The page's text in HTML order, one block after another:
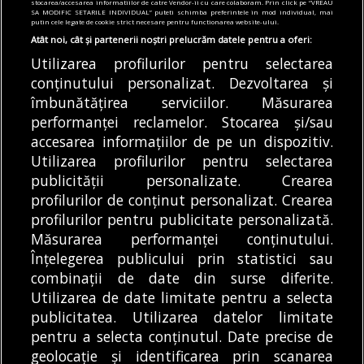
cum vindea inclusiv butelii cu azot
06/08/2026
Articole Main Transport
Parcul fotovoltaic de la Aeroportul Otopeni
intră în faza de implementare. CNAB a
semnat contractul pentru proiectare și
execuție
MODIFICĂ SETĂRILE COOKIES
© Copyright 2025 - Buletin de București.
Găzduit dePresslabs.com. Powered by TRS Design.
Despre
Noi
Media
Kit
Politică De
Confidențialitate
Cookie
Policy (EU)
Cookie
Policy
SA MODIFIC SETARILE INDIVIDUAL” puteti schimba preferintele in mod individual, mai
putin cele legate de cookie strict necesare pentru functionarea website-ului.
Atât noi, cât și partenerii noștri prelucrăm datele pentru a oferi:
Utilizarea profilurilor pentru selectarea
conținutului personalizat. Dezvoltarea și
îmbunătățirea serviciilor. Măsurarea
performanței reclamelor. Stocarea și/sau
accesarea informațiilor de pe un dispozitiv.
Utilizarea profilurilor pentru selectarea
publicității personalizate. Crearea
profilurilor de conținut personalizat. Crearea
profilurilor pentru publicitate personalizată.
Măsurarea performanței conținutului.
Înțelegerea publicului prin statistici sau
combinații de date din surse diferite.
Utilizarea de date limitate pentru a selecta
publicitatea. Utilizarea datelor limitate
pentru a selecta conținutul. Date precise de
geolocație și identificarea prin scanarea